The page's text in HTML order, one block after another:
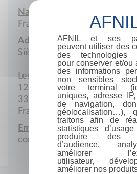
Nationalité :
France
Adresse :
Siège social
Les Buissonnets
12 Avenue de la République
33730 Préchac
France
Email :
contact@livresenfamille.fr
AFNIL et ses
peuvent utiliser des
des technologies
pour conserver et/ou
des informations
non sensibles
votre terminal
uniques, adresse
de navigation,
géolocalisation…),
traitons afin de
statistiques
produire des
d’audience,
améliorer
utilisateur,
améliorer nos